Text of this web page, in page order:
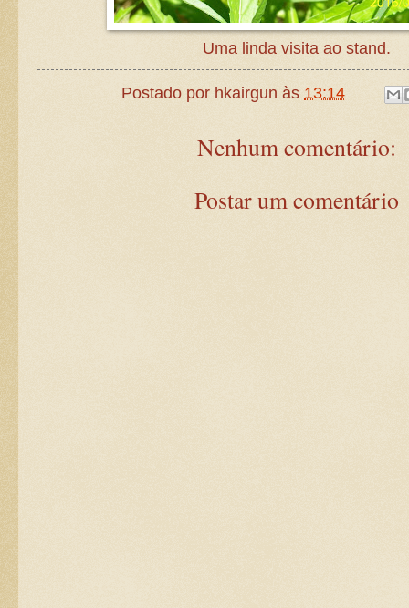
Uma linda visita ao stand.
Postado por hkairgun às 13:14
Nenhum comentário:
Postar um comentário